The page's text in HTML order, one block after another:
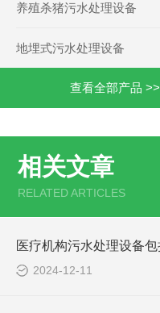
养殖杀猪污水处理设备
地埋式污水处理设备
查看全部产品 >>
相关文章
RELATED ARTICLES
2024-12-11